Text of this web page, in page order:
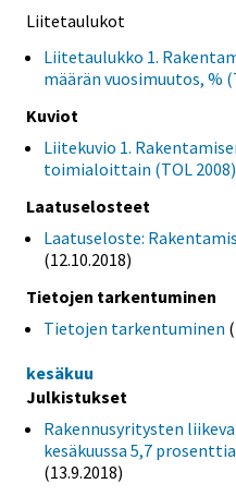
Liitetaulukot
Liitetaulukko 1.
määrän vuosimuutos, %
Kuviot
Liitekuvio 1.
toimialoittain (TOL 2008)
Laatuselosteet
Laatuseloste:
(12.10.2018)
Tietojen tarkentuminen
Tietojen tarkentuminen
kesäkuu
Julkistukset
Rakennusyritysten
kesäkuussa 5,7
(13.9.2018)